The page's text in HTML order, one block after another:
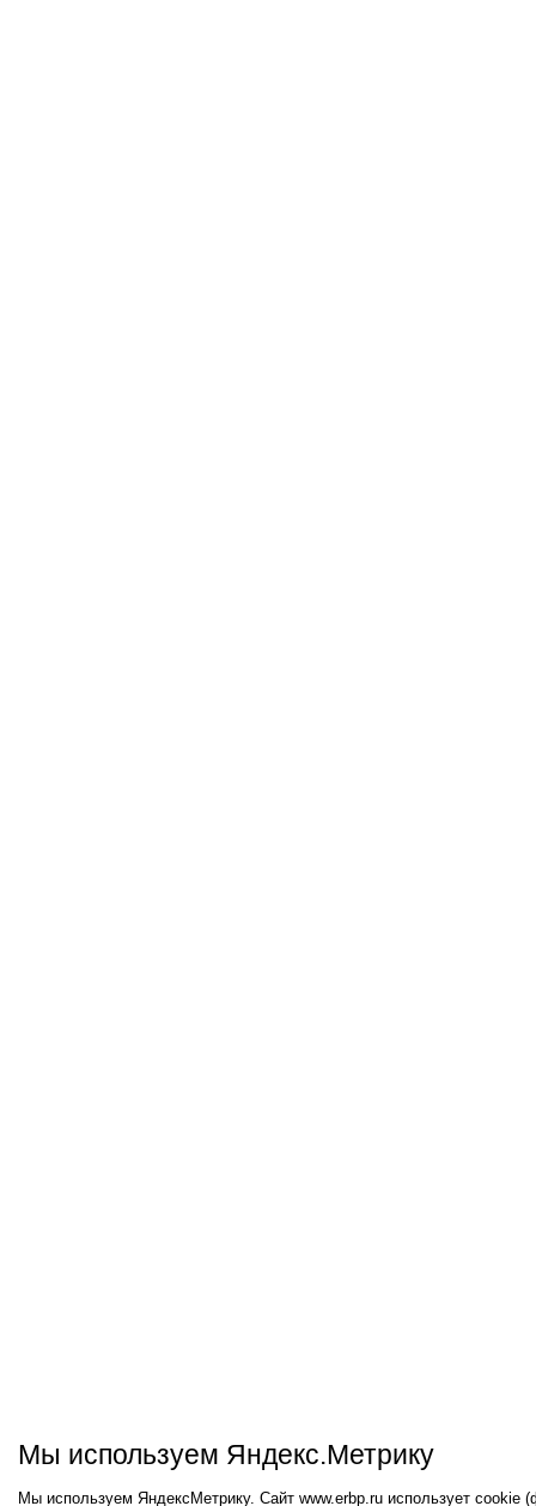
Мы используем Яндекс.Метрику
Мы используем ЯндексМетрику. Сайт www.erbp.ru использует